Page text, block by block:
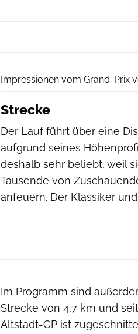
Impressionen vom Grand-Prix
Strecke
Der Lauf führt über eine
aufgrund seines
deshalb sehr beliebt, weil
Tausende von
anfeuern. Der Klassiker
Im Programm sind
Strecke von 4,7 km und
Altstadt-GP ist